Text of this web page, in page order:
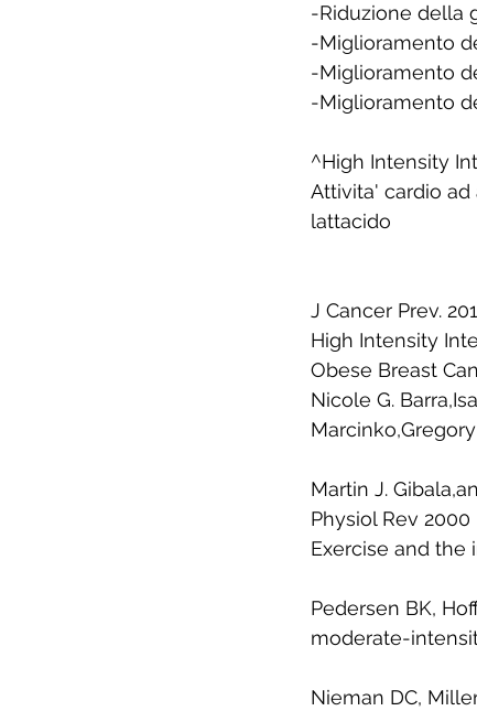
-Riduzione della
-Miglioramento
-Miglioramento
-Miglioramento
^High Intensity
Attivita' cardio
lattacido
J Cancer Prev.
High Intensity
Obese Breast
Nicole G.
Martin J.
Physiol Rev 2000
Exercise and the
Pedersen BK,
moderate-
Nieman DC,